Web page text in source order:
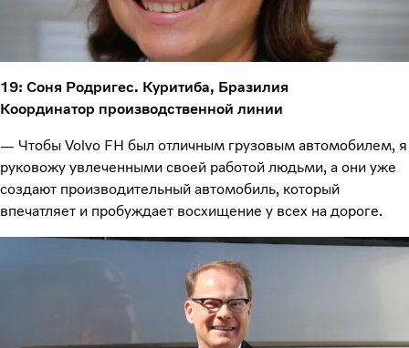
19: Соня Родригес. Куритиба, Бразилия
Координатор производственной линии
— Чтобы Volvo FH был отличным грузовым автомобилем, я
руковожу увлеченными своей работой людьми, а они уже
создают производительный автомобиль, который
впечатляет и пробуждает восхищение у всех на дороге.